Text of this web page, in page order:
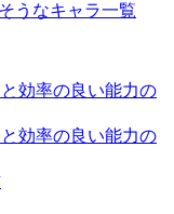
うなキャラ一覧
効率の良い能力の
効率の良い能力の